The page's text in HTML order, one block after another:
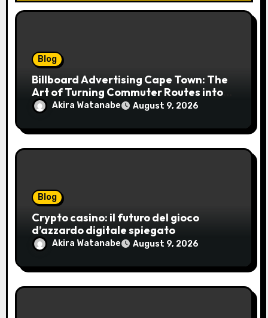
Blog
Billboard Advertising Cape Town: The
Art of Turning Commuter Routes into
Customer Connections
Akira Watanabe August 9, 2026
Blog
Crypto casino: il futuro del gioco
d’azzardo digitale spiegato
Akira Watanabe August 9, 2026